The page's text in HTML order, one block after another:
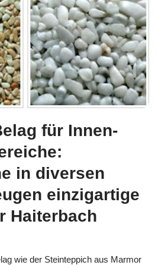
für Innen-
in diversen
einzigartige
Haiterbach
wie der Steinteppich aus Marmor